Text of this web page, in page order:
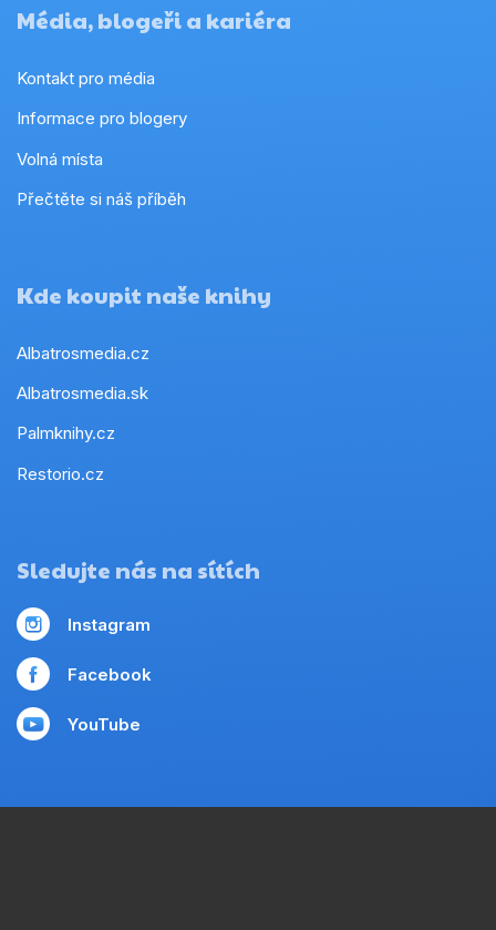
Média, blogeři a kariéra
Kontakt pro média
Informace pro blogery
Volná místa
Přečtěte si náš příběh
Kde koupit naše knihy
Albatrosmedia.cz
Albatrosmedia.sk
Palmknihy.cz
Restorio.cz
Sledujte nás na sítích
Instagram
Facebook
YouTube